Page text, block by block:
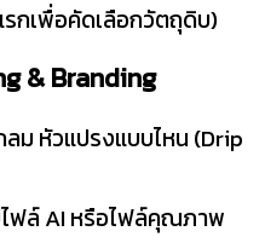
กเพื่อคัดเลือกวัตถุดิบ)
& Branding
ม หัวแปรงแบบไหน (Drip
ฟล์ AI หรือไฟล์คุณภาพ